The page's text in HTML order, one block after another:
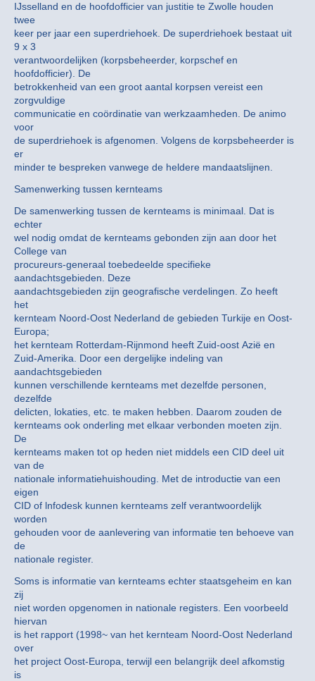
IJsselland en de hoofdofficier van justitie te Zwolle houden
twee
keer per jaar een superdriehoek. De superdriehoek bestaat uit
9 x 3
verantwoordelijken (korpsbeheerder, korpschef en
hoofdofficier). De
betrokkenheid van een groot aantal korpsen vereist een
zorgvuldige
communicatie en coördinatie van werkzaamheden. De animo
voor
de superdriehoek is afgenomen. Volgens de korpsbeheerder is
er
minder te bespreken vanwege de heldere mandaatslijnen.
Samenwerking tussen kernteams
De samenwerking tussen de kernteams is minimaal. Dat is
echter
wel nodig omdat de kernteams gebonden zijn aan door het
College van
procureurs-generaal toebedeelde specifieke
aandachtsgebieden. Deze
aandachtsgebieden zijn geografische verdelingen. Zo heeft
het
kernteam Noord-Oost Nederland de gebieden Turkije en Oost-
Europa;
het kernteam Rotterdam-Rijnmond heeft Zuid-oost Azië en
Zuid-Amerika. Door een dergelijke indeling van
aandachtsgebieden
kunnen verschillende kernteams met dezelfde personen,
dezelfde
delicten, lokaties, etc. te maken hebben. Daarom zouden de
kernteams ook onderling met elkaar verbonden moeten zijn.
De
kernteams maken tot op heden niet middels een CID deel uit
van de
nationale informatiehuishouding. Met de introductie van een
eigen
CID of lnfodesk kunnen kernteams zelf verantwoordelijk
worden
gehouden voor de aanlevering van informatie ten behoeve van
de
nationale register.
Soms is informatie van kernteams echter staatsgeheim en kan
zij
niet worden opgenomen in nationale registers. Een voorbeeld
hiervan
is het rapport (1998~ van het kernteam Noord-Oost Nederland
over
het project Oost-Europa, terwijl een belangrijk deel afkomstig
is